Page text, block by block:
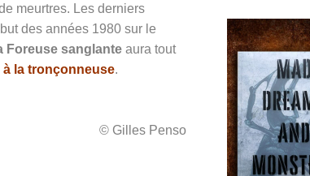
meurtres. Les derniers
des années 1980 sur le
Foreuse sanglante aura tout
à la tronçonneuse.
© Gilles Penso